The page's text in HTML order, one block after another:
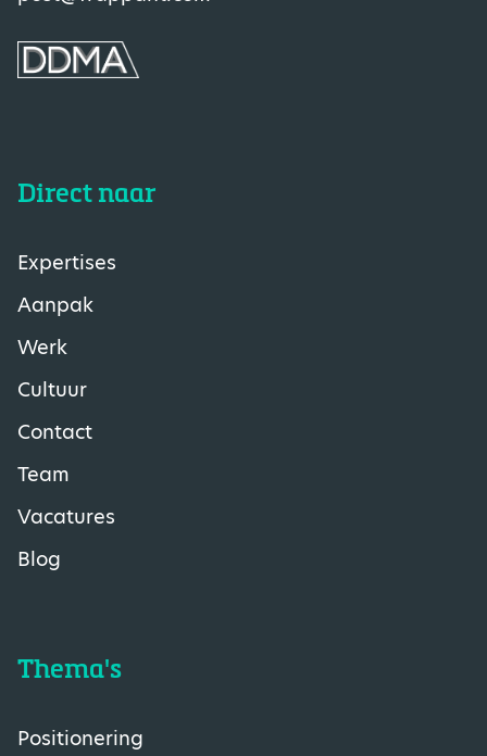
Direct naar
Expertises
Aanpak
Werk
Cultuur
Contact
Team
Vacatures
Blog
Thema's
Positionering